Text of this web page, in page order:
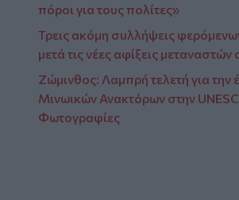
πόροι για τους πολίτες»
Τρεις ακόμη συλλήψεις
μετά τις νέες αφίξεις μεταναστών
Ζώμινθος: Λαμπρή τελετή για την
Μινωικών Ανακτόρων στην
Φωτογραφίες